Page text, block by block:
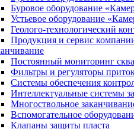
Буровое оборудование
Устьевое оборудование
Геолого-технологический
Продукция и сервис
Постоянный мониторинг
Фильтры и регуляторы
Cистемы обеспечения
Интеллектуальные системы
Многоствольное
Вспомогательное
Клапаны защиты пласта